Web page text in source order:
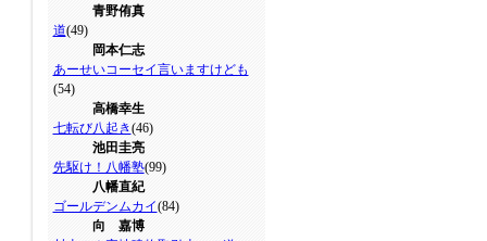
青野侑真
道(49)
岡本仁志
あーせいコーセイ言いますけども
(54)
高橋幸生
七転び八起き(46)
池田圭亮
先駆け！八幡塾(99)
八幡直紀
ゴールデンムカイ(84)
向 嘉博